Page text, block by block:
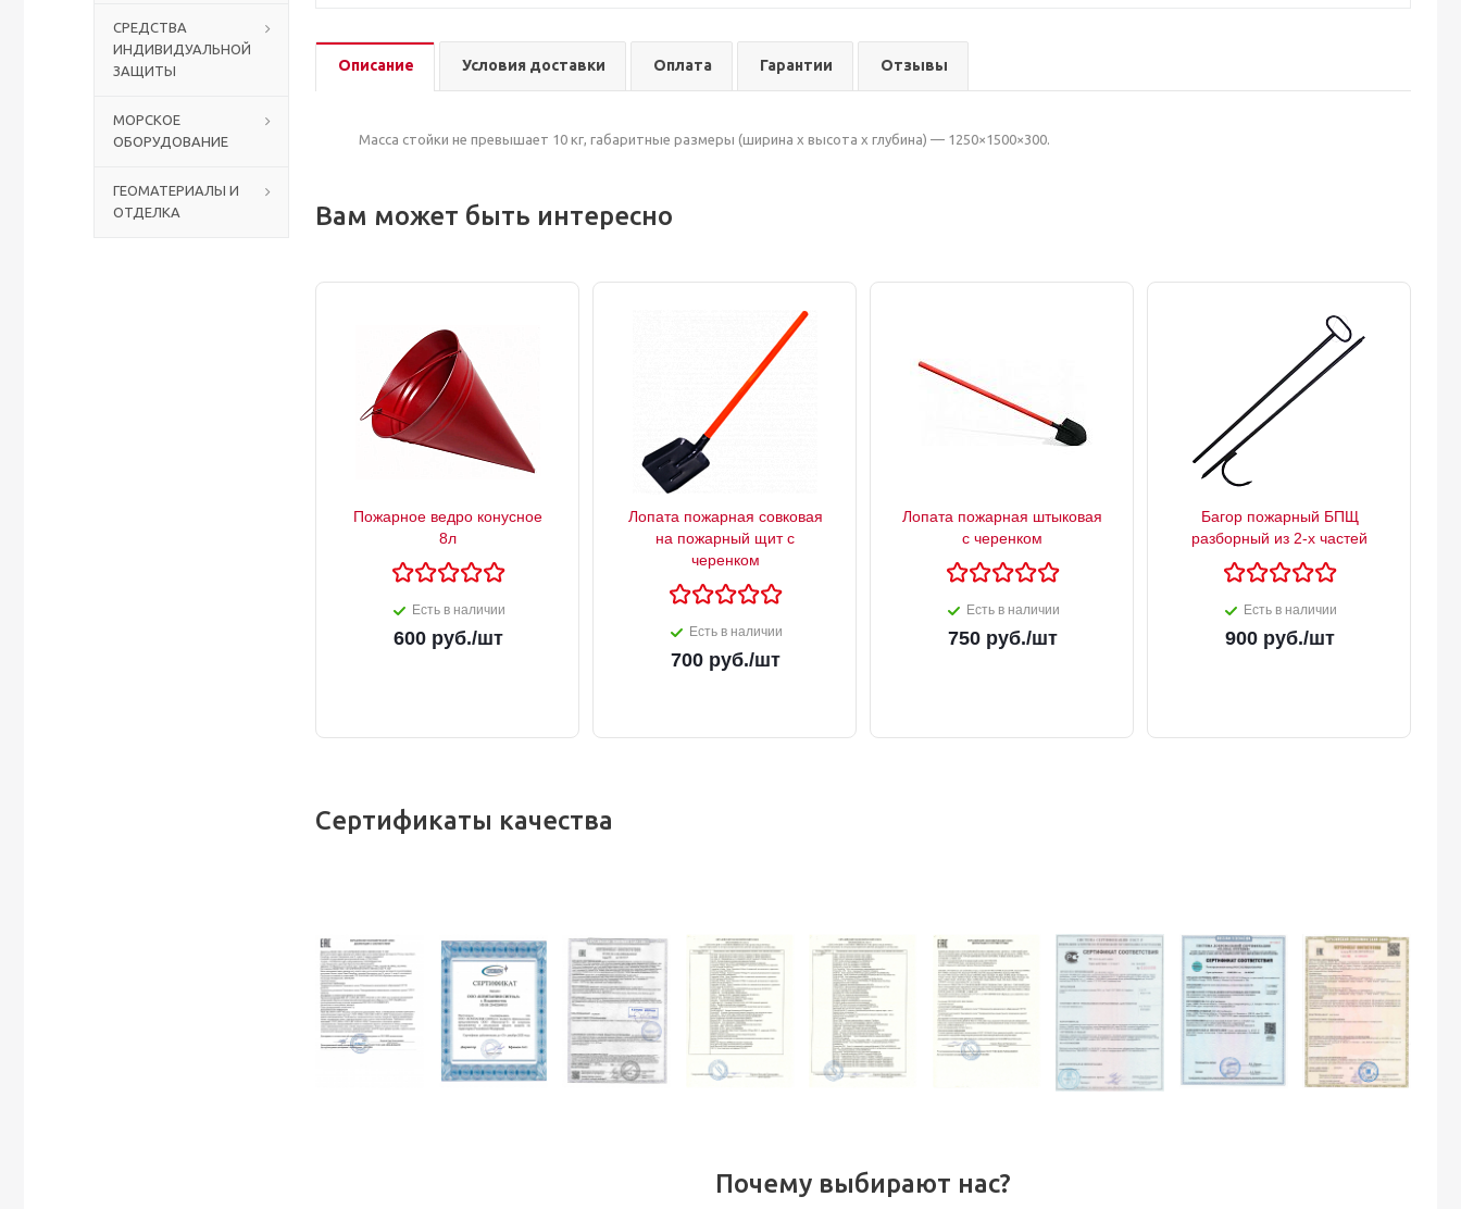
СРЕДСТВА
ИНДИВИДУАЛЬНОЙ
ЗАЩИТЫ
МОРСКОЕ
ОБОРУДОВАНИЕ
ГЕОМАТЕРИАЛЫ И
ОТДЕЛКА
Описание Условия доставки Оплата Гарантии Отзывы
Масса стойки не превышает 10 кг, габаритные размеры (ширина x высота х глубина) — 1250×1500×300.
Вам может быть интересно
Пожарное ведро конусное
8л
Есть в наличии
600руб./шт
Лопата пожарная совковая
на пожарный щит с
черенком
Есть в наличии
700руб./шт
Лопата пожарная штыковая
с черенком
Есть в наличии
750руб./шт
Багор пожарный БПЩ
разборный из 2-х частей
Есть в наличии
900руб./шт
Сертификаты качества
Почему выбирают нас?
Столы с лавками
Биометрические терминалы
Аккумуляторы аккумуляторные батареи для ИБП